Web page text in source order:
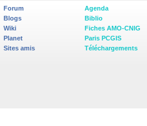
Forum
Blogs
Wiki
Planet
Sites amis
Agenda
Biblio
Fiches AMO-CNIG
Paris PCGIS
Téléchargements